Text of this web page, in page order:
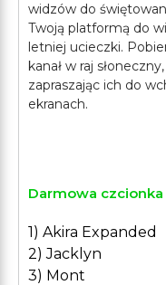
widzów do
Twoją platformą do
letniej ucieczki.
kanał w raj
zapraszając ich do
ekranach.
Darmowa
1) Akira Expanded
2) Jacklyn
3) Mont